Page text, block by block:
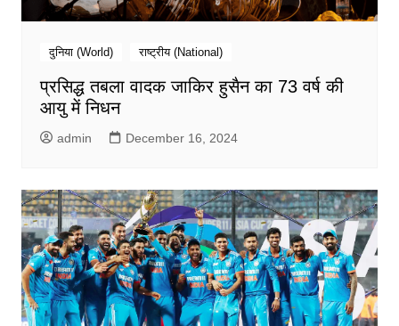
दुनिया (World) राष्ट्रीय (National)
प्रसिद्ध तबला वादक जाकिर हुसैन का 73 वर्ष की
आयु में निधन
admin December 16, 2024